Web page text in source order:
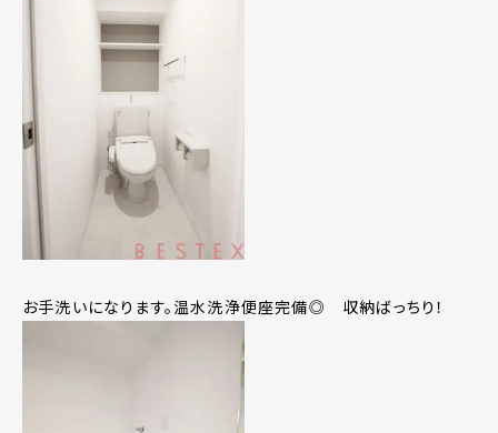
お手洗いになります。温水洗浄便座完備◎ 収納ばっちり！